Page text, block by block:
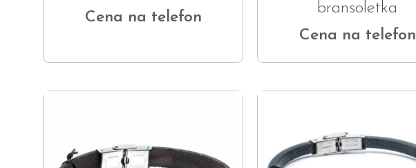
Cena na telefon
bransoletka
Cena na telefon